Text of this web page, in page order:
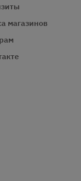
магазинов